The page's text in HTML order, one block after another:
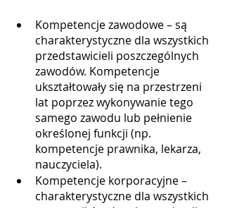
Kompetencje zawodowe – są
charakterystyczne dla wszystkich
przedstawicieli poszczególnych
zawodów. Kompetencje
ukształtowały się na przestrzeni
lat poprzez wykonywanie tego
samego zawodu lub pełnienie
określonej funkcji (np.
kompetencje prawnika, lekarza,
nauczyciela).
Kompetencje korporacyjne –
charakterystyczne dla wszystkich